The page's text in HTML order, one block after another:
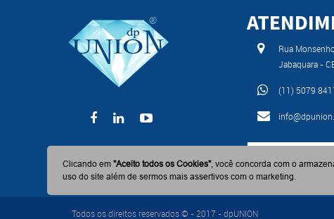
Rua
Jabaquara -
(11) 5079
BAIXE AGORA
Todos os direitos reservados © - 2017 - dpUNION
Clicando em"Aceito todos os Cookies", você concorda com o
uso do site além de sermos mais assertivos com o marketing.